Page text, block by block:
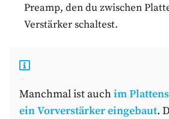
Preamp, den du zwischen
Verstärker schaltest.
Manchmal ist auchim
ein Vorverstärker eingebaut.